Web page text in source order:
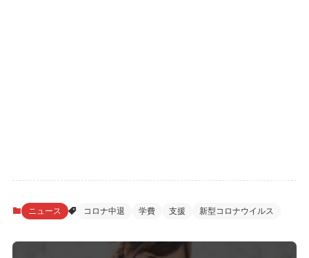
ニュース コロナ中退 学費 支援 新型コロナウイルス